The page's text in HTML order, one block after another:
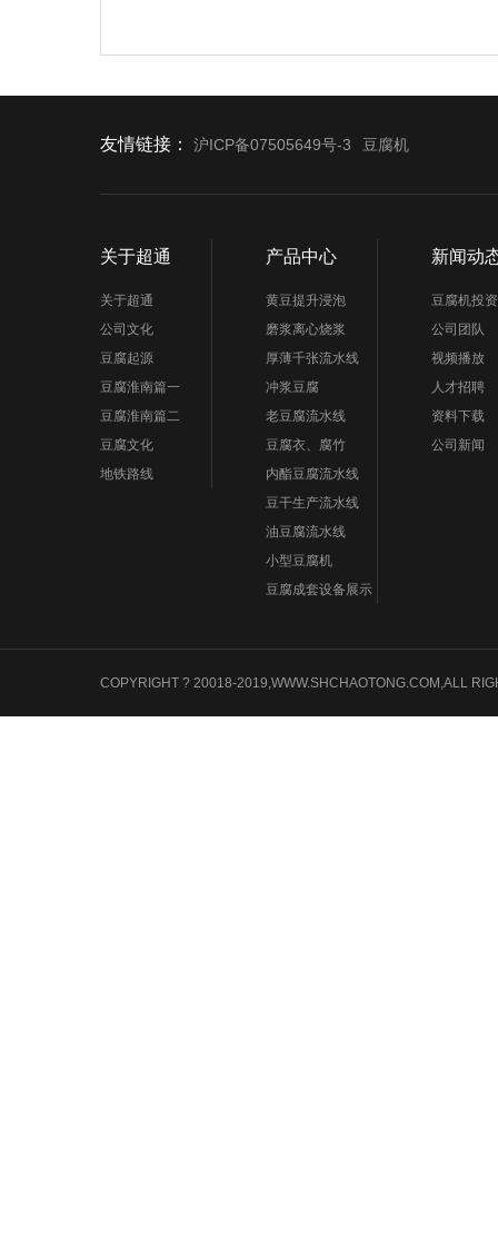
友情链接： 沪ICP备07505649号-3 豆腐机
关于超通
关于超通
公司文化
豆腐起源
豆腐淮南篇一
豆腐淮南篇二
豆腐文化
地铁路线
产品中心
黄豆提升浸泡
磨浆离心烧浆
厚薄千张流水线
冲浆豆腐
老豆腐流水线
豆腐衣、腐竹
内酯豆腐流水线
豆干生产流水线
油豆腐流水线
小型豆腐机
豆腐成套设备展示
新闻动
豆腐机投
公司团队
视频播放
人才招聘
资料下载
公司新闻
COPYRIGHT ? 20018-2019,WWW.SHCHAOTONG.COM,ALL